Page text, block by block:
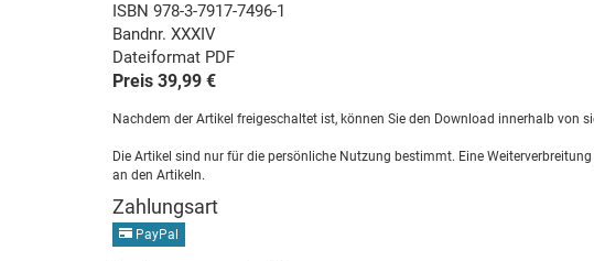
ISBN 978-3-7917-7496-1
Bandnr. XXXIV
Dateiformat PDF
Preis 39,99 €
Nachdem der Artikel freigeschaltet ist, können Sie den Download innerhalb von
Die Artikel sind nur für die persönliche Nutzung bestimmt. Eine
an den Artikeln.
Zahlungsart
PayPal